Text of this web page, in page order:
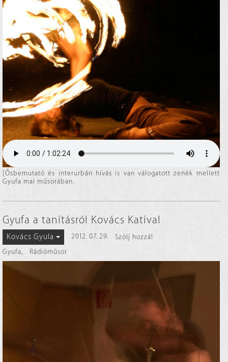
[Ősbemutató és interurbán hívás is van válogatott zenék mellett
Gyufa mai műsorában.
Gyufa a tanításról Kovács Katival
Kovács Gyula 2012. 07. 29.
Szólj hozzá!
Gyufa, Rádióműsor